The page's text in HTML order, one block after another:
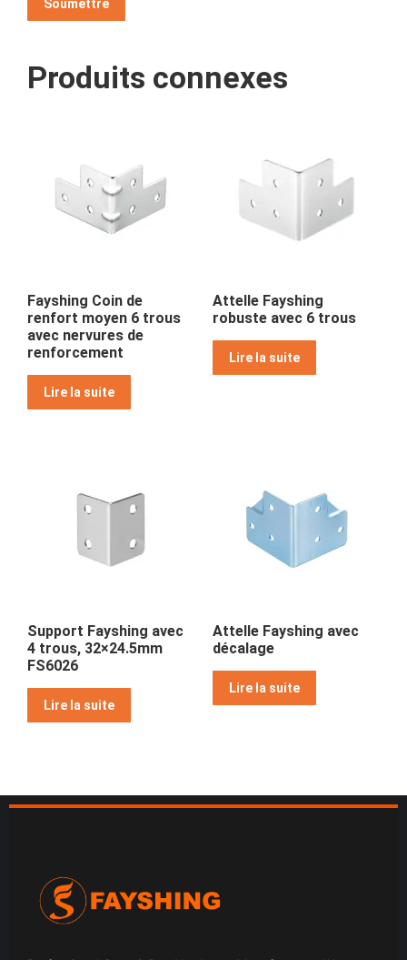
Produits connexes
Fayshing Coin de
renfort moyen 6 trous
avec nervures de
renforcement
Lire la suite
Attelle Fayshing
robuste avec 6 trous
Lire la suite
Support Fayshing avec
4 trous, 32×24.5mm
FS6026
Lire la suite
Attelle Fayshing avec
décalage
Lire la suite